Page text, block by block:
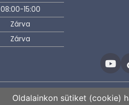
08:00-15:00
Zárva
Zárva
Oldalainkon sütiket (cookie)